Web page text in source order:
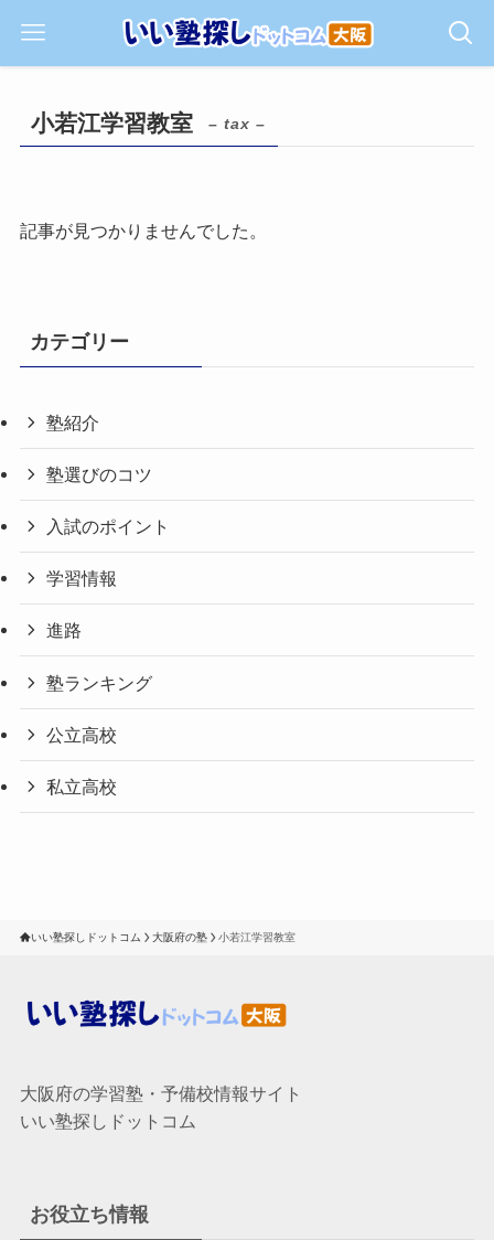
小若江学習教室 – tax –
記事が見つかりませんでした。
カテゴリー
塾紹介
塾選びのコツ
入試のポイント
学習情報
進路
塾ランキング
公立高校
私立高校
いい塾探しドットコム 大阪府の塾 小若江学習教室
大阪府の学習塾・予備校情報サイト
いい塾探しドットコム
お役立ち情報